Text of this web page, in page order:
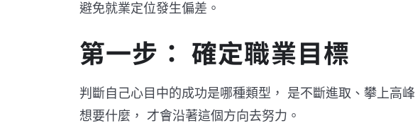
避免就業定位發生偏差。
第一步： 確定職業目標
判斷自己心目中的成功是哪種類型， 是不斷進取、攀上高
想要什麼， 才會沿著這個方向去努力。